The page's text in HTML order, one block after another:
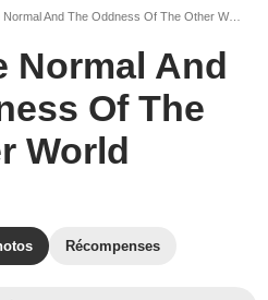
And The Oddness Of The Other World
Normal And
Of The
World
Récompenses